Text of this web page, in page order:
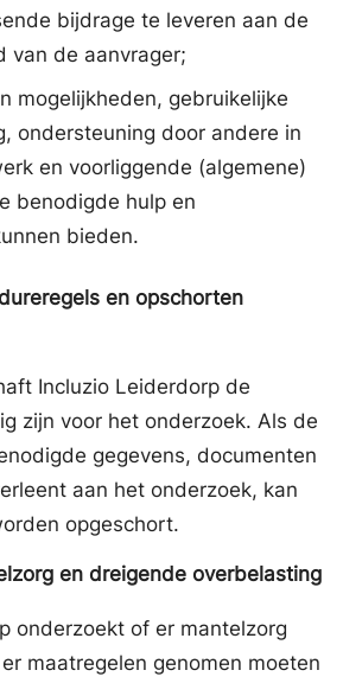
bijdrage te leveren aan de
van de aanvrager;
mogelijkheden, gebruikelijke
ondersteuning door andere in
en voorliggende (algemene)
benodigde hulp en
bieden.
en opschorten
Incluzio Leiderdorp de
zijn voor het onderzoek. Als de
gegevens, documenten
aan het onderzoek, kan
opgeschort.
en dreigende overbelasting
onderzoekt of er mantelzorg
maatregelen genomen moeten